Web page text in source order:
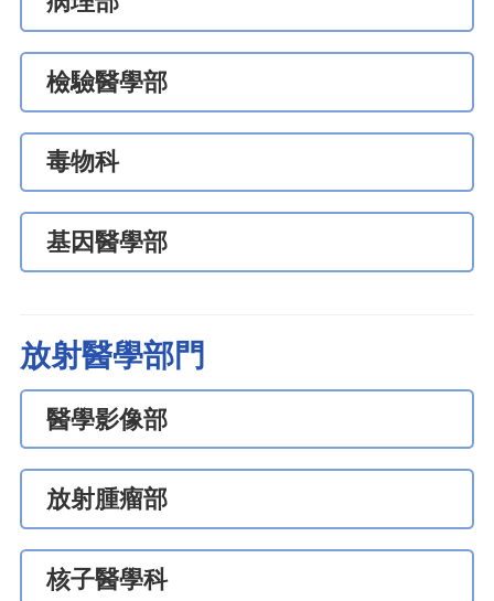
檢驗醫學部
毒物科
基因醫學部
放射醫學部門
醫學影像部
放射腫瘤部
核子醫學科